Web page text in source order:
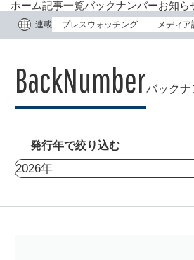
ホーム記事一覧バックナンバーお知ら
連載 プレスウォッチング メディア
バックナ
発行年で絞り込む